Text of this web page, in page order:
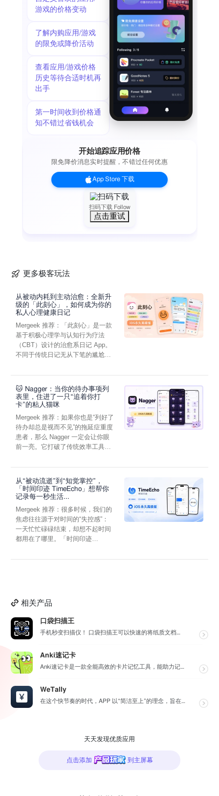
游戏的价格变动
了解内购应用/游戏
的限免或降价活动
查看应用/游戏价格
历史等待合适时机再
出手
第一时间收到价格通
知不错过省钱机会
扫码下载 Follow
点击重试
开始追踪应用价格
限免降价消息实时提醒，不错过任何优惠
App Store 下载
更多极客玩法
从被动内耗到主动治愈：全新升
级的「此刻心」，如何成为你的
私人心理健康日记
Mergeek 推荐：「此刻心」是一款
基于积极心理学与认知行为疗法
（CBT）设计的治愈系日记 App。
不同于传统日记无从下笔的尴尬，
🐱 Nagger：当你的待办事项列
表里，住进了一只“追着你打
卡”的粘人猫咪
Mergeek 推荐：如果你也是“列好了
待办却总是视而不见”的拖延症重度
患者，那么 Nagger 一定会让你眼
前一亮。它打破了传统效率工具冰
从“被动流逝”到“知觉掌控”，
「时间印迹 TimeEcho」想帮你
记录每一秒生活...
Mergeek 推荐：很多时候，我们的
焦虑往往源于对时间的“失控感”：
一天忙忙碌碌结束，却想不起时间
都用在了哪里。「时间印迹
相关产品
口袋扫描王
手机秒变扫描仪！ 口袋扫描王可以快速的将纸质文档扫描成高清电子文档，并将其转换为多种文件格式如PDF...
Anki速记卡
Anki速记卡是一款全能高效的卡片记忆工具，能助力记忆各类知识。它采用间隔重复学习法和智能抗遗忘算法...
WeTally
在这个快节奏的时代，APP 以“简洁至上”的理念，旨在为用户提供一个精致而实用的财务管理工具，在瞬息...
天天发现优质应用
点击添加 到主屏幕